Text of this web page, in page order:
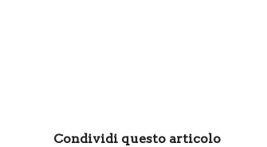
Condividi questo articolo